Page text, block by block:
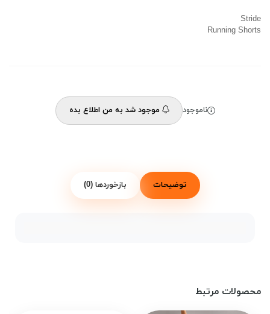
Stride
Running Shorts
ناموجود موجود شد به من اطلاع بده
توضیحات بازخوردها (0)
محصولات مرتبط